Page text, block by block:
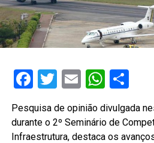
Facebook
Twitter
Email
Pesquisa de opinião divulgada
durante o 2º Seminário de
Infraestrutura, destaca os